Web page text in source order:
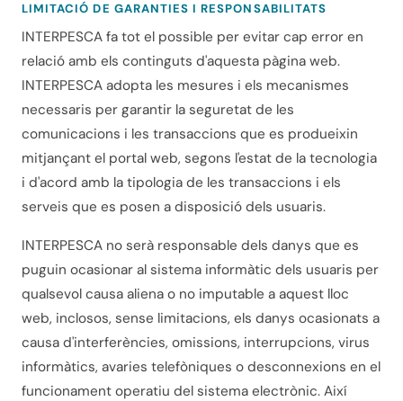
LIMITACIÓ DE GARANTIES I RESPONSABILITATS
INTERPESCA fa tot el possible per evitar cap error en
relació amb els continguts d'aquesta pàgina web.
INTERPESCA adopta les mesures i els mecanismes
necessaris per garantir la seguretat de les
comunicacions i les transaccions que es produeixin
mitjançant el portal web, segons l'estat de la tecnologia
i d'acord amb la tipologia de les transaccions i els
serveis que es posen a disposició dels usuaris.
INTERPESCA no serà responsable dels danys que es
puguin ocasionar al sistema informàtic dels usuaris per
qualsevol causa aliena o no imputable a aquest lloc
web, inclosos, sense limitacions, els danys ocasionats a
causa d'interferències, omissions, interrupcions, virus
informàtics, avaries telefòniques o desconnexions en el
funcionament operatiu del sistema electrònic. Així